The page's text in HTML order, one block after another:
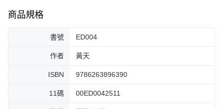
商品規格
書號 ED004
作者 黃天
ISBN 9786263896390
11碼 00ED0042511